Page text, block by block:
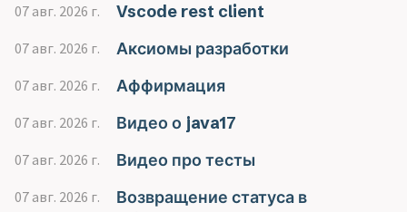
07 авг. 2026 г. Vscode rest client
07 авг. 2026 г. Аксиомы разработки
07 авг. 2026 г. Аффирмация
07 авг. 2026 г. Видео о java17
07 авг. 2026 г. Видео про тесты
07 авг. 2026 г.
Возвращение статуса в